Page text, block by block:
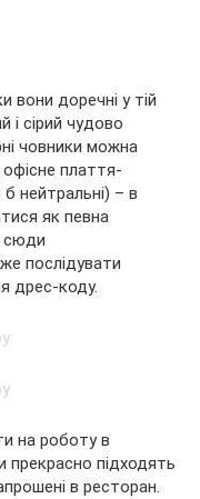
вони доречні у тій
і сірий чудово
човники можна
офісне плаття-
нейтральні) – в
як певна
сюди
послідувати
дрес-коду.
на роботу в
прекрасно підходять
в ресторан.